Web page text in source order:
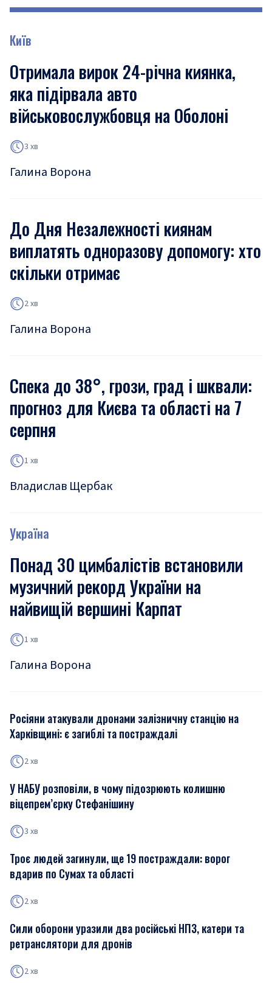
Київ
Отримала вирок 24-річна киянка,
яка підірвала авто
військовослужбовця на Оболоні
3 хв
Галина Ворона
До Дня Незалежності киянам
виплатять одноразову допомогу: хто
скільки отримає
2 хв
Галина Ворона
Спека до 38°, грози, град і шквали:
прогноз для Києва та області на 7
серпня
1 хв
Владислав Щербак
Україна
Понад 30 цимбалістів встановили
музичний рекорд України на
найвищій вершині Карпат
1 хв
Галина Ворона
Росіяни атакували дронами залізничну станцію на
Харківщині: є загиблі та постраждалі
2 хв
У НАБУ розповіли, в чому підозрюють колишню
віцепрем’єрку Стефанішину
3 хв
Троє людей загинули, ще 19 постраждали: ворог
вдарив по Сумах та області
2 хв
Сили оборони уразили два російські НПЗ, катери та
ретранслятори для дронів
2 хв